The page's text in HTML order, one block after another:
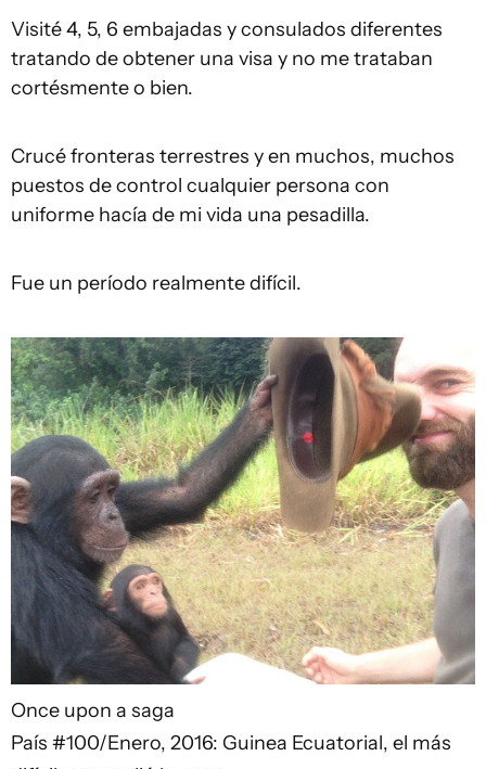
Visité 4, 5, 6 embajadas y consulados diferentes
tratando de obtener una visa y no me trataban
cortésmente o bien.
Crucé fronteras terrestres y en muchos, muchos
puestos de control cualquier persona con
uniforme hacía de mi vida una pesadilla.
Fue un período realmente difícil.
Once upon a saga
País #100/Enero, 2016: Guinea Ecuatorial, el más